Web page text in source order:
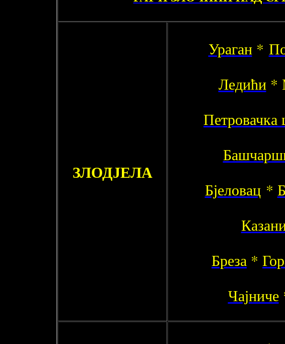
ЗЛОДЈЕЛА
Ураган*
Ледићи*
Петровачка
Бјеловац*
Бреза *
Чајниче